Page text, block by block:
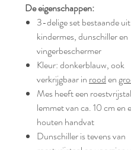
De eigenschappen:
3-delige set bestaande uit
kindermes, dunschiller en
vingerbeschermer
Kleur: donkerblauw, ook
verkrijgbaar in rooden
Mes heeft een
lemmet van ca. 10 cm en
houten handvat
Dunschiller is tevens van